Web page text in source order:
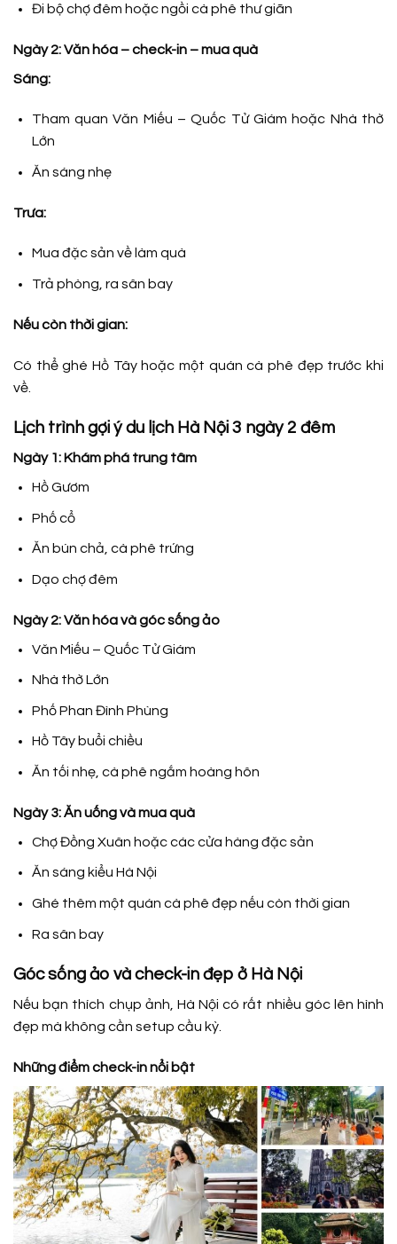
Đi bộ chợ đêm hoặc ngồi cà phê thư giãn
Ngày 2: Văn hóa – check-in – mua quà
Sáng:
Tham quan Văn Miếu – Quốc Tử Giám hoặc Nhà thờ
Lớn
Ăn sáng nhẹ
Trưa:
Mua đặc sản về làm quà
Trả phòng, ra sân bay
Nếu còn thời gian:
Có thể ghé Hồ Tây hoặc một quán cà phê đẹp trước khi
về.
Lịch trình gợi ý du lịch Hà Nội 3 ngày 2 đêm
Ngày 1: Khám phá trung tâm
Hồ Gươm
Phố cổ
Ăn bún chả, cà phê trứng
Dạo chợ đêm
Ngày 2: Văn hóa và góc sống ảo
Văn Miếu – Quốc Tử Giám
Nhà thờ Lớn
Phố Phan Đình Phùng
Hồ Tây buổi chiều
Ăn tối nhẹ, cà phê ngắm hoàng hôn
Ngày 3: Ăn uống và mua quà
Chợ Đồng Xuân hoặc các cửa hàng đặc sản
Ăn sáng kiểu Hà Nội
Ghé thêm một quán cà phê đẹp nếu còn thời gian
Ra sân bay
Góc sống ảo và check-in đẹp ở Hà Nội
Nếu bạn thích chụp ảnh, Hà Nội có rất nhiều góc lên hình
đẹp mà không cần setup cầu kỳ.
Những điểm check-in nổi bật